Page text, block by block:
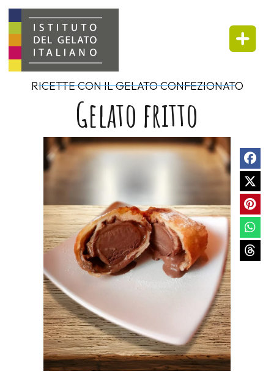
RICETTE CON IL GELATO CONFEZIONATO
Gelato fritto